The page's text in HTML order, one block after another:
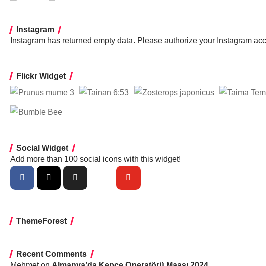
Instagram
Instagram has returned empty data. Please authorize your Instagram
Flickr Widget
Social Widget
Add more than 100 social icons with this widget!
ThemeForest
Recent Comments